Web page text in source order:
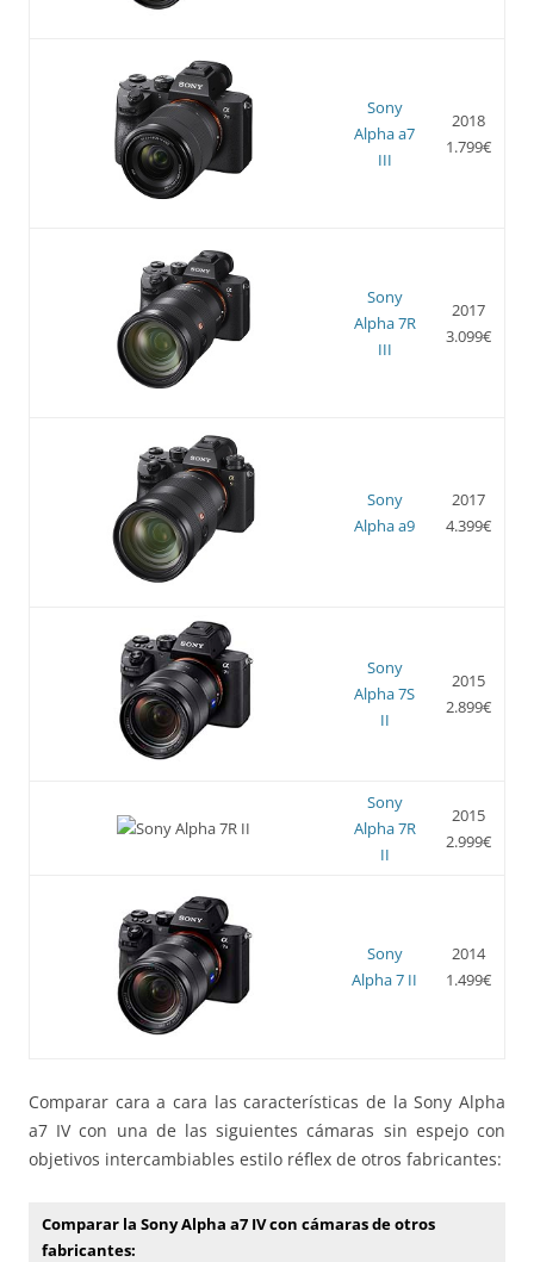
Sony
Alpha a7
III
2018
1.799€
Sony
Alpha 7R
III
2017
3.099€
Sony
Alpha a9
2017
4.399€
Sony
Alpha 7S
II
2015
2.899€
Sony
Alpha 7R
II
2015
2.999€
Sony
Alpha 7 II
2014
1.499€
Comparar cara a cara las características de la Sony Alpha
a7 IV con una de las siguientes cámaras sin espejo con
objetivos intercambiables estilo réflex de otros fabricantes:
Comparar la Sony Alpha a7 IV con cámaras de otros
fabricantes: